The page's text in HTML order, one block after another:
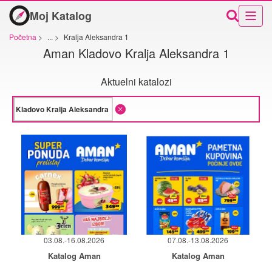
Moj Katalog
Početna > ... > Kralja Aleksandra 1
Aman Kladovo Kralja Aleksandra 1
Aktuelni katalozi
03.08.-16.08.2026
Katalog Aman
07.08.-13.08.2026
Katalog Aman